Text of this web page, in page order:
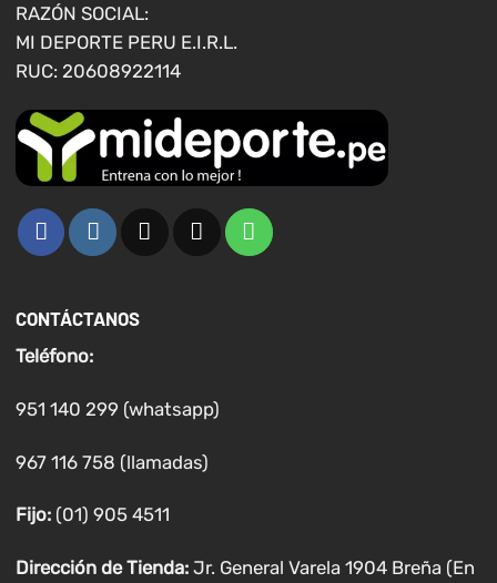
RAZÓN SOCIAL:
MI DEPORTE PERU E.I.R.L.
RUC: 20608922114
CONTÁCTANOS
Teléfono:
951 140 299 (whatsapp)
967 116 758 (llamadas)
Fijo:(01) 905 4511
Dirección de Tienda: Jr. General Varela 1904 Breña (En